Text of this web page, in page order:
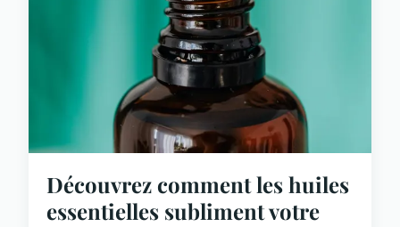
Découvrez comment les huiles
essentielles subliment votre